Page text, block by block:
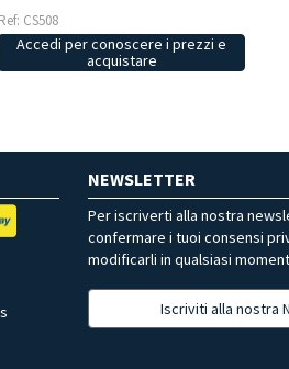
Ref: CS508
Accedi per conoscere i prezzi e
acquistare
NEWSLETTER
Per iscriverti alla nostra
confermare i tuoi consensi
modificarli in qualsiasi
Iscriviti alla nostra